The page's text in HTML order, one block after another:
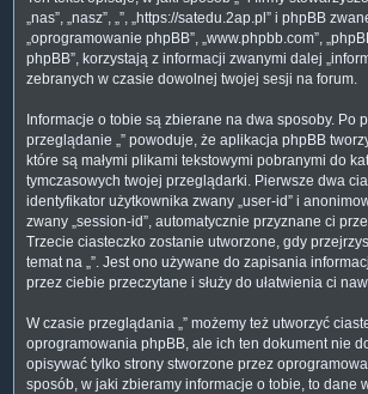
„nas”, „nasz”, „”, „https://satedu.2ap.pl” i phpBB
„oprogramowanie phpBB”, „www.phpbb.com”,
phpBB”, korzystają z informacji zwanymi dalej
zebranych w czasie dowolnej twojej sesji na forum.
Informacje o tobie są zbierane na dwa sposoby. Po
przeglądanie „” powoduje, że aplikacja phpBB
które są małymi plikami tekstowymi pobranymi do
tymczasowych twojej przeglądarki. Pierwsze dwa
identyfikator użytkownika zwany „user-id” i
zwany „session-id”, automatycznie przyznane ci
Trzecie ciasteczko zostanie utworzone, gdy
temat na „”. Jest ono używane do zapisania
przez ciebie przeczytane i służy do ułatwienia ci
W czasie przeglądania „” możemy też utworzyć
oprogramowania phpBB, ale ich ten dokument nie
opisywać tylko strony stworzone przez
sposób, w jaki zbieramy informacje o tobie, to dane